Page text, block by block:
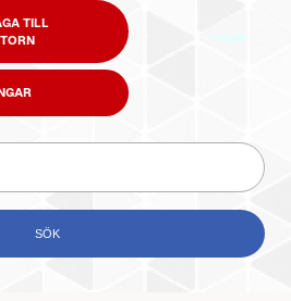
TILL